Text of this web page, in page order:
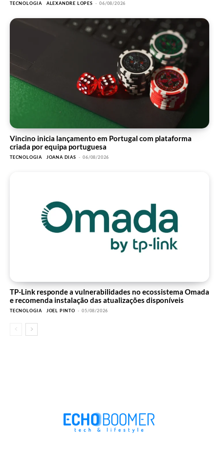
TECNOLOGIA ALEXANDRE LOPES - 06/08/2026
Vincino inicia lançamento em Portugal com plataforma
criada por equipa portuguesa
TECNOLOGIA JOANA DIAS - 06/08/2026
TP-Link responde a vulnerabilidades no ecossistema Omada
e recomenda instalação das atualizações disponíveis
TECNOLOGIA JOEL PINTO - 05/08/2026